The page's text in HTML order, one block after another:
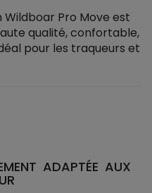
Pro Move est
qualité, confortable,
pour les traqueurs et
ADAPTÉE AUX